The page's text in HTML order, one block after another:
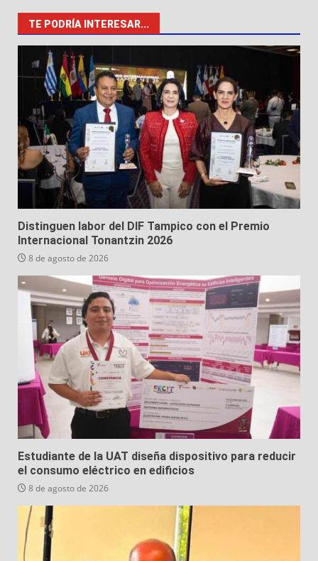
TE PODRÍA INTERESAR...
Distinguen labor del DIF Tampico con el Premio
Internacional Tonantzin 2026
8 de agosto de 2026
Estudiante de la UAT diseña dispositivo para reducir
el consumo eléctrico en edificios
8 de agosto de 2026